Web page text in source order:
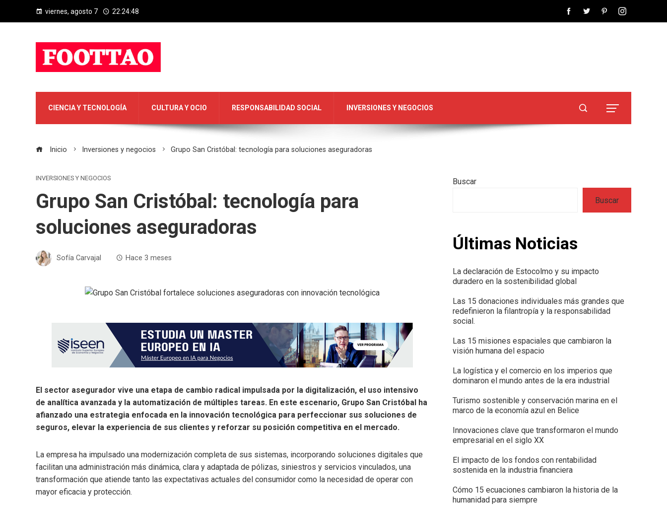
viernes, agosto 7 22:24:49
CIENCIA Y TECNOLOGÍA CULTURA Y OCIO RESPONSABILIDAD SOCIAL INVERSIONES Y NEGOCIOS
Inicio Inversiones y negocios Grupo San Cristóbal: tecnología para soluciones aseguradoras
INVERSIONES Y NEGOCIOS
Grupo San Cristóbal: tecnología para
soluciones aseguradoras
Sofía Carvajal Hace 3 meses
El sector asegurador vive una etapa de cambio radical impulsada por la digitalización, el uso intensivo
de analítica avanzada y la automatización de múltiples tareas. En este escenario, Grupo San Cristóbal ha
afianzado una estrategia enfocada en la innovación tecnológica para perfeccionar sus soluciones de
seguros, elevar la experiencia de sus clientes y reforzar su posición competitiva en el mercado.
La empresa ha impulsado una modernización completa de sus sistemas, incorporando soluciones digitales que
facilitan una administración más dinámica, clara y adaptada de pólizas, siniestros y servicios vinculados, una
transformación que atiende tanto las expectativas actuales del consumidor como la necesidad de operar con
mayor eficacia y protección.
Buscar
Buscar
Últimas Noticias
La declaración de Estocolmo y su impacto
duradero en la sostenibilidad global
Las 15 donaciones individuales más grandes que
redefinieron la filantropía y la responsabilidad
social.
Las 15 misiones espaciales que cambiaron la
visión humana del espacio
La logística y el comercio en los imperios que
dominaron el mundo antes de la era industrial
Turismo sostenible y conservación marina en el
marco de la economía azul en Belice
Innovaciones clave que transformaron el mundo
empresarial en el siglo XX
El impacto de los fondos con rentabilidad
sostenida en la industria financiera
Cómo 15 ecuaciones cambiaron la historia de la
humanidad para siempre